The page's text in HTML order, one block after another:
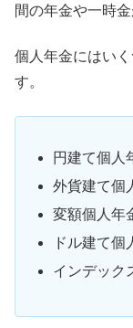
間の年金や一時
個人年金にはい
す。
円建て個人
外貨建て個
変額個人年
ドル建て個
インデック